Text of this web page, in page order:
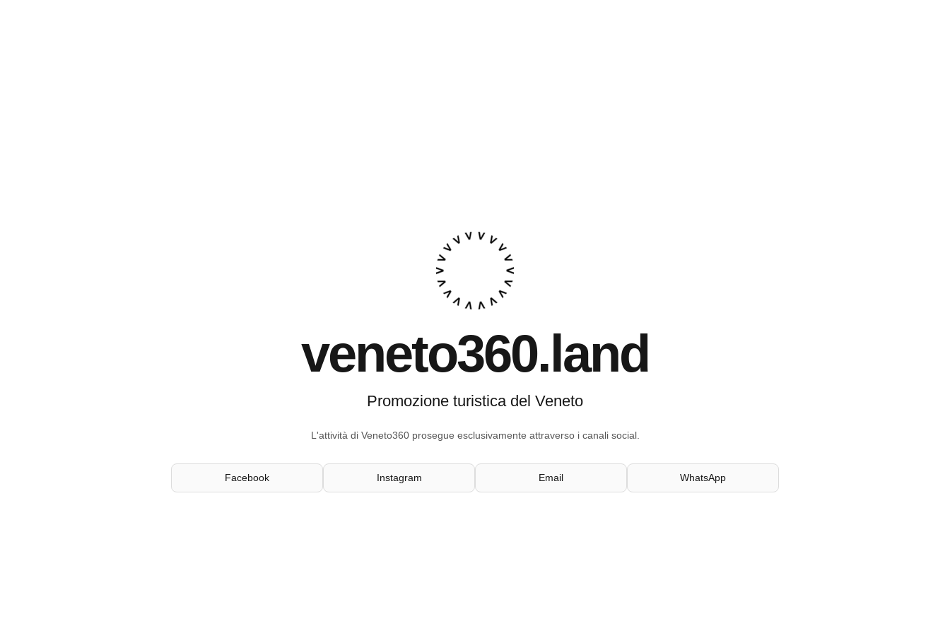
veneto360.land
Promozione turistica del Veneto
L'attività di Veneto360 prosegue esclusivamente attraverso i canali social.
Facebook Instagram Email WhatsApp